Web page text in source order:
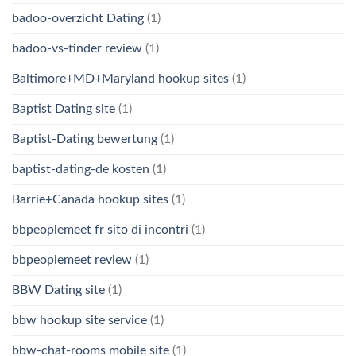
badoo-overzicht Dating (1)
badoo-vs-tinder review (1)
Baltimore+MD+Maryland hookup sites (1)
Baptist Dating site (1)
Baptist-Dating bewertung (1)
baptist-dating-de kosten (1)
Barrie+Canada hookup sites (1)
bbpeoplemeet fr sito di incontri (1)
bbpeoplemeet review (1)
BBW Dating site (1)
bbw hookup site service (1)
bbw-chat-rooms mobile site (1)